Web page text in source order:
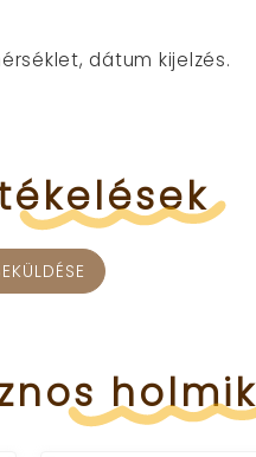
dátum kijelzés.
holmik